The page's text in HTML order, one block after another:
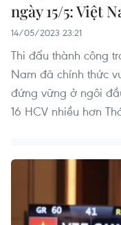
ngày 15/5: Việt
14/05/2023 23:21
Thi đấu thành công
Nam đã chính thức
đứng vững ở ngôi
16 HCV nhiều hơn